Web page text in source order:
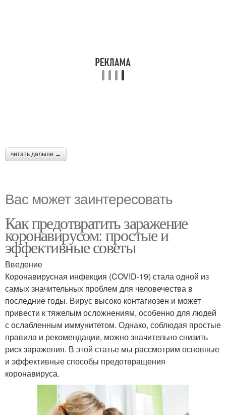
читать дальше →
Вас может заинтересовать
Как предотвратить заражение
коронавирусом: простые и
эффективные советы
Введение
Коронавирусная инфекция (COVID-19) стала одной из
самых значительных проблем для человечества в
последние годы. Вирус высоко контагиозен и может
привести к тяжелым осложнениям, особенно для людей
с ослабленным иммунитетом. Однако, соблюдая простые
правила и рекомендации, можно значительно снизить
риск заражения. В этой статье мы рассмотрим основные
и эффективные способы предотвращения
коронавируса.